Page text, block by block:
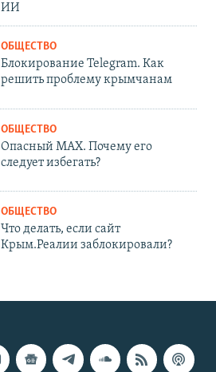
ИИ
ОБЩЕСТВО
Блокирование Telegram. Как
решить проблему крымчанам
ОБЩЕСТВО
Опасный MAX. Почему его
следует избегать?
ОБЩЕСТВО
Что делать, если сайт
Крым.Реалии заблокировали?